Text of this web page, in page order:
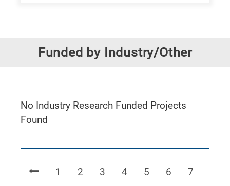
Funded by Industry/Other
No Industry Research Funded Projects
Found
Page
1 Page
2 Page
3 Page
4 Page
5 Page
6 Page
7